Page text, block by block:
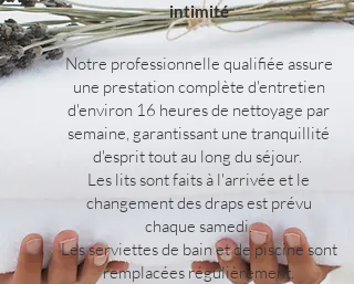
intimité
Notre professionnelle qualifiée assure
une prestation complète d'entretien
d'environ 16 heures de nettoyage par
semaine, garantissant une tranquillité
d'esprit tout au long du séjour.
Les lits sont faits à l'arrivée et le
changement des draps est prévu
chaque samedi.
Les serviettes de bain et de piscine sont
remplacées régulièrement.